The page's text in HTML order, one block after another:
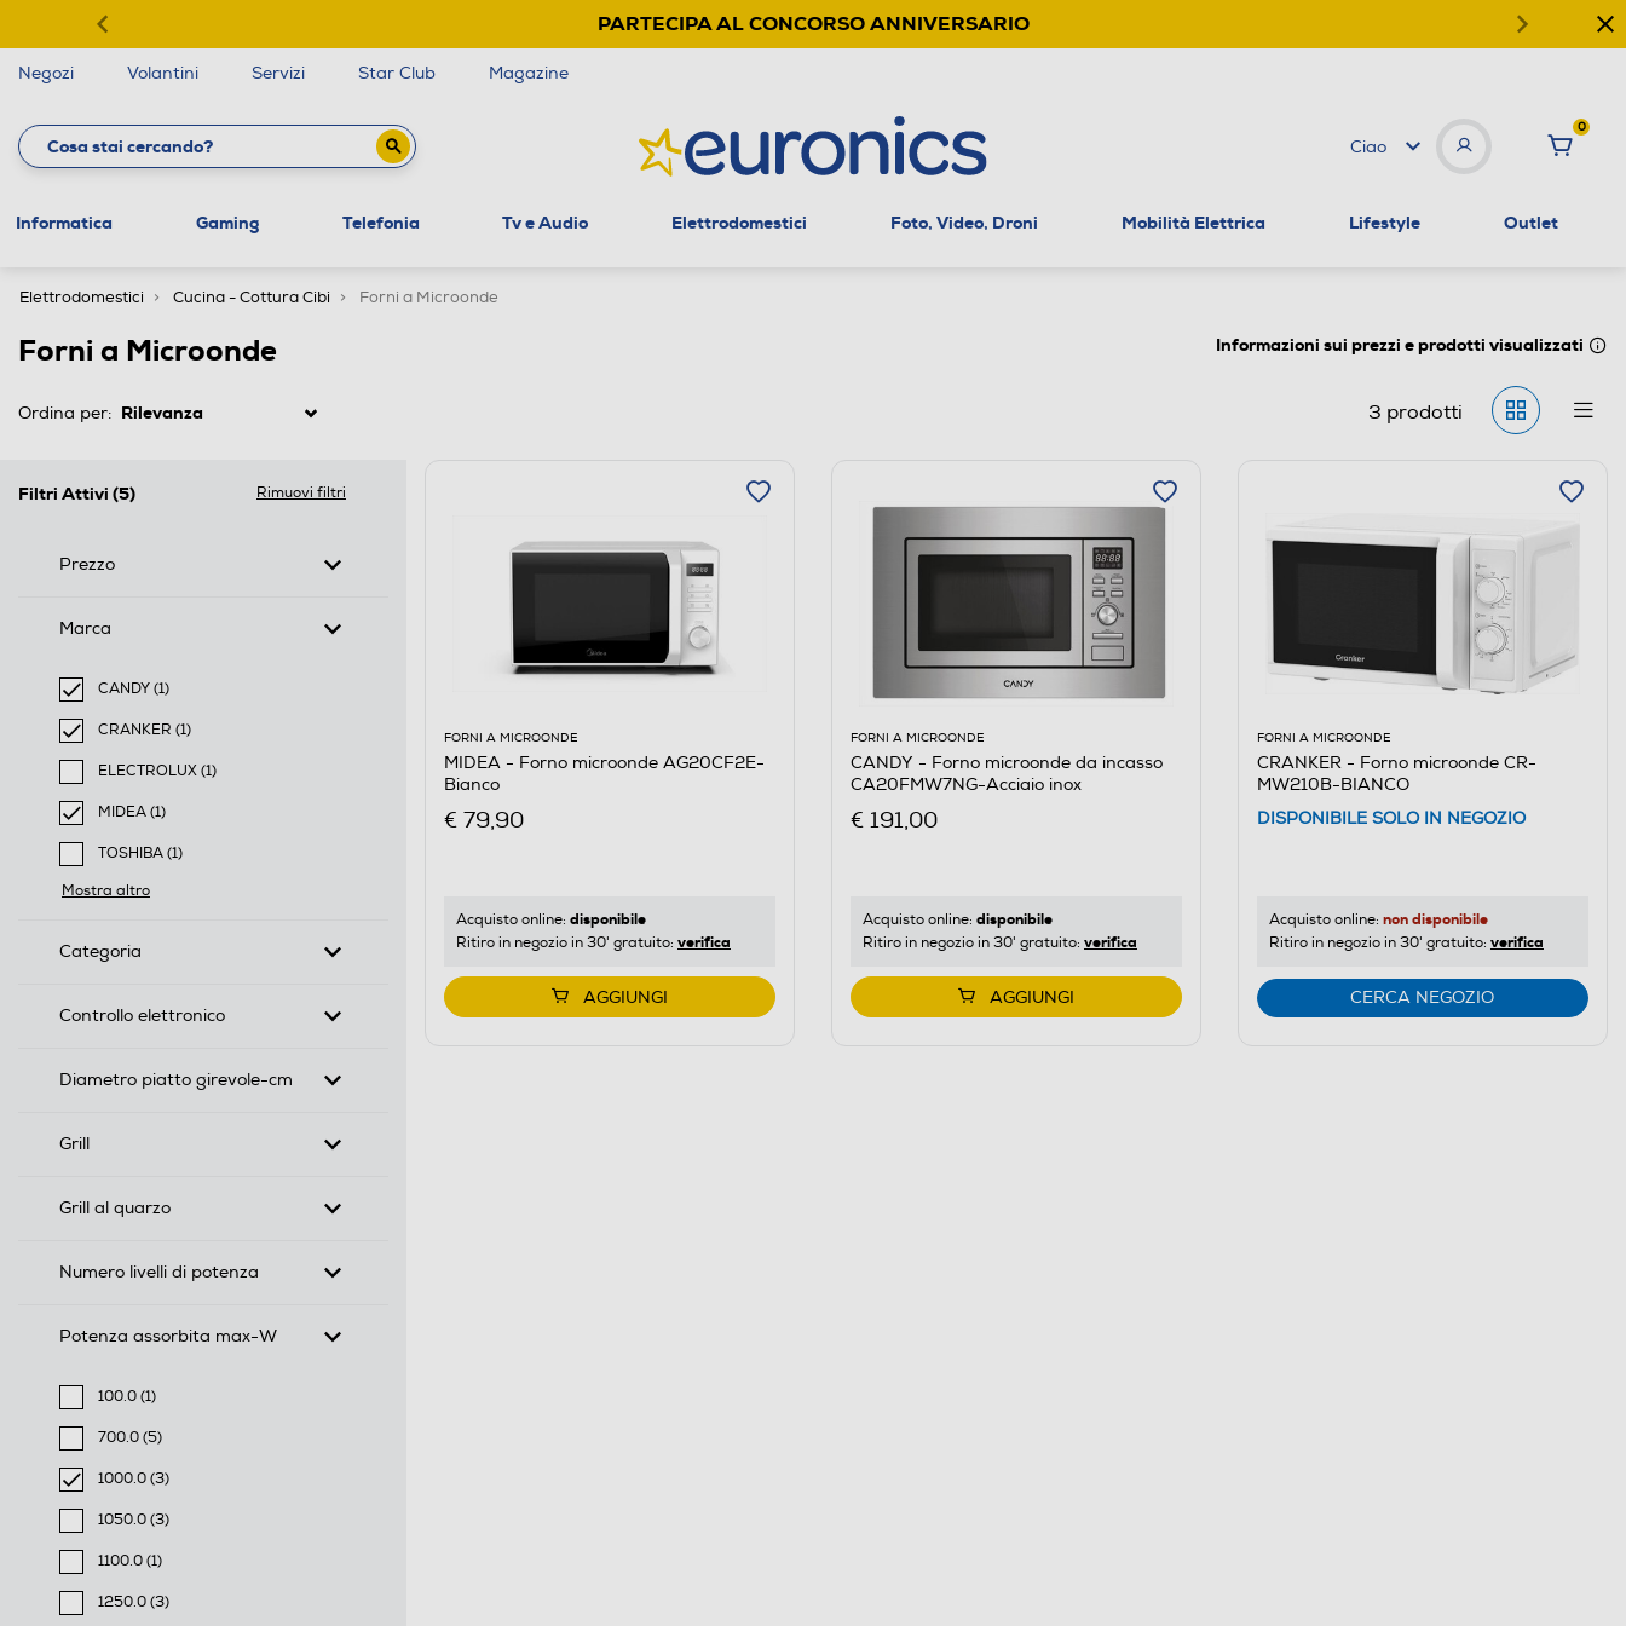
PARTECIPA AL CONCORSO ANNIVERSARIO
Negozi Volantini Servizi Star Club Magazine
Ciao
0
Informatica Gaming Telefonia Tv e Audio Elettrodomestici Foto, Video, Droni Mobilità Elettrica Lifestyle Outlet
Elettrodomestici Cucina - Cottura Cibi Forni a Microonde
Forni a Microonde Informazioni sui prezzi e prodotti visualizzati
Ordina per: 3 prodotti
Filtri Attivi (5) Rimuovi filtri
Prezzo
Marca
CANDY (1)
selected Filtro applicato per Marca: CANDY
CRANKER (1)
selected Filtro applicato per Marca: CRANKER
ELECTROLUX (1)
Filtra per Marca: ELECTROLUX
MIDEA (1)
selected Filtro applicato per Marca: MIDEA
TOSHIBA (1)
Filtra per Marca: TOSHIBA
Mostra altro
Categoria
Controllo elettronico
Diametro piatto girevole-cm
Grill
Grill al quarzo
Numero livelli di potenza
Potenza assorbita max-W
100.0 (1)
Filtra per Potenza assorbita max-W: 100.0
700.0 (5)
Filtra per Potenza assorbita max-W: 700.0
1000.0 (3)
selected Filtro applicato per Potenza assorbita max-W: 1000.0
1050.0 (3)
Filtra per Potenza assorbita max-W: 1050.0
1100.0 (1)
Filtra per Potenza assorbita max-W: 1100.0
1250.0 (3)
FORNI A MICROONDE
MIDEA - Forno microonde AG20CF2E-
Bianco
€ 79,90
Acquisto online: disponibile
Ritiro in negozio in 30' gratuito: verifica
AGGIUNGI
FORNI A MICROONDE
CANDY - Forno microonde da incasso
CA20FMW7NG-Acciaio inox
€ 191,00
Acquisto online: disponibile
Ritiro in negozio in 30' gratuito: verifica
AGGIUNGI
FORNI A MICROONDE
CRANKER - Forno microonde CR-
MW210B-BIANCO
DISPONIBILE SOLO IN NEGOZIO
Acquisto online: non disponibile
Ritiro in negozio in 30' gratuito: verifica
CERCA NEGOZIO